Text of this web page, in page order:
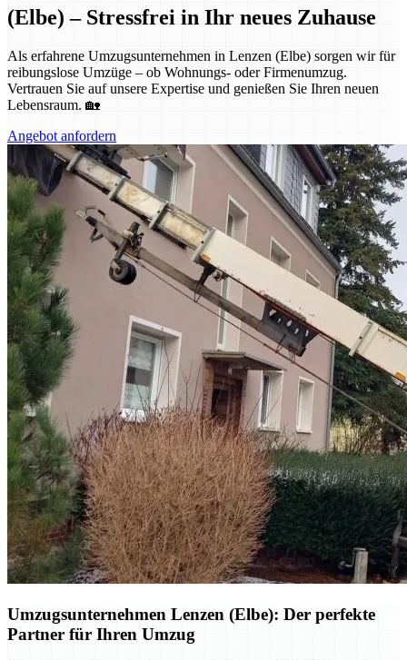
(Elbe) – Stressfrei in Ihr neues Zuhause
Als erfahrene Umzugsunternehmen in Lenzen (Elbe) sorgen wir für
reibungslose Umzüge – ob Wohnungs- oder Firmenumzug.
Vertrauen Sie auf unsere Expertise und genießen Sie Ihren neuen
Lebensraum. 🏡
Angebot anfordern
Umzugsunternehmen Lenzen (Elbe): Der perfekte
Partner für Ihren Umzug